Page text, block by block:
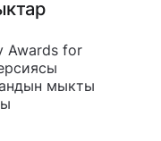
Awards for
мыкты